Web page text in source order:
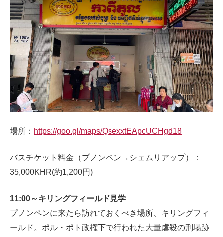
場所： https://goo.gl/maps/QsexxtEApcUCHgd18
バスチケット料金（プノンペン→シェムリアップ）：
35,000KHR(約1,200円)
11:00～キリングフィールド見学
プノンペンに来たら訪れておくべき場所、キリングフィ
ールド。ポル・ポト政権下で行われた大量虐殺の刑場跡